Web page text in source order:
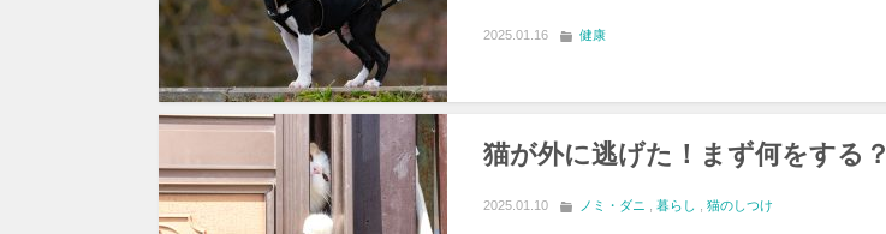
2025.01.16 健康
猫が外に逃げた！まず何をする？
2025.01.10 ノミ・ダニ 暮らし 猫のしつけ